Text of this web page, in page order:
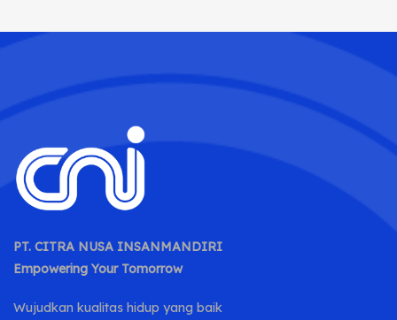
PT. CITRA NUSA INSANMANDIRI
Empowering Your Tomorrow
Wujudkan kualitas hidup yang baik